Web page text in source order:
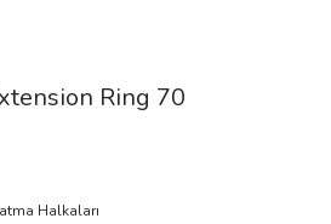
Ring 70
Halkaları